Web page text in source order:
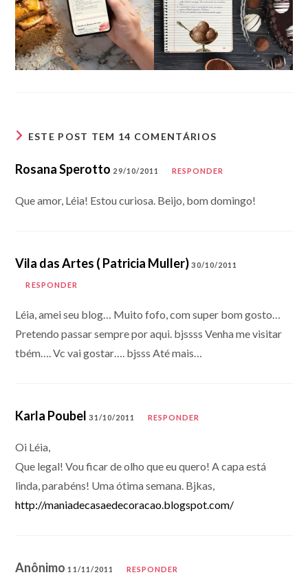
ESTE POST TEM 14 COMENTÁRIOS
Rosana Sperotto 29/10/2011 RESPONDER
Que amor, Léia! Estou curiosa. Beijo, bom domingo!
Vila das Artes ( Patricia Muller) 30/10/2011
RESPONDER
Léia, amei seu blog… Muito fofo, com super bom gosto…
Pretendo passar sempre por aqui. bjssss Venha me visitar
tbém…. Vc vai gostar…. bjsss Até mais…
Karla Poubel 31/10/2011 RESPONDER
Oi Léia,
Que legal! Vou ficar de olho que eu quero! A capa está
linda, parabéns! Uma ótima semana. Bjkas,
http://maniadecasaedecoracao.blogspot.com/
Anônimo11/11/2011 RESPONDER